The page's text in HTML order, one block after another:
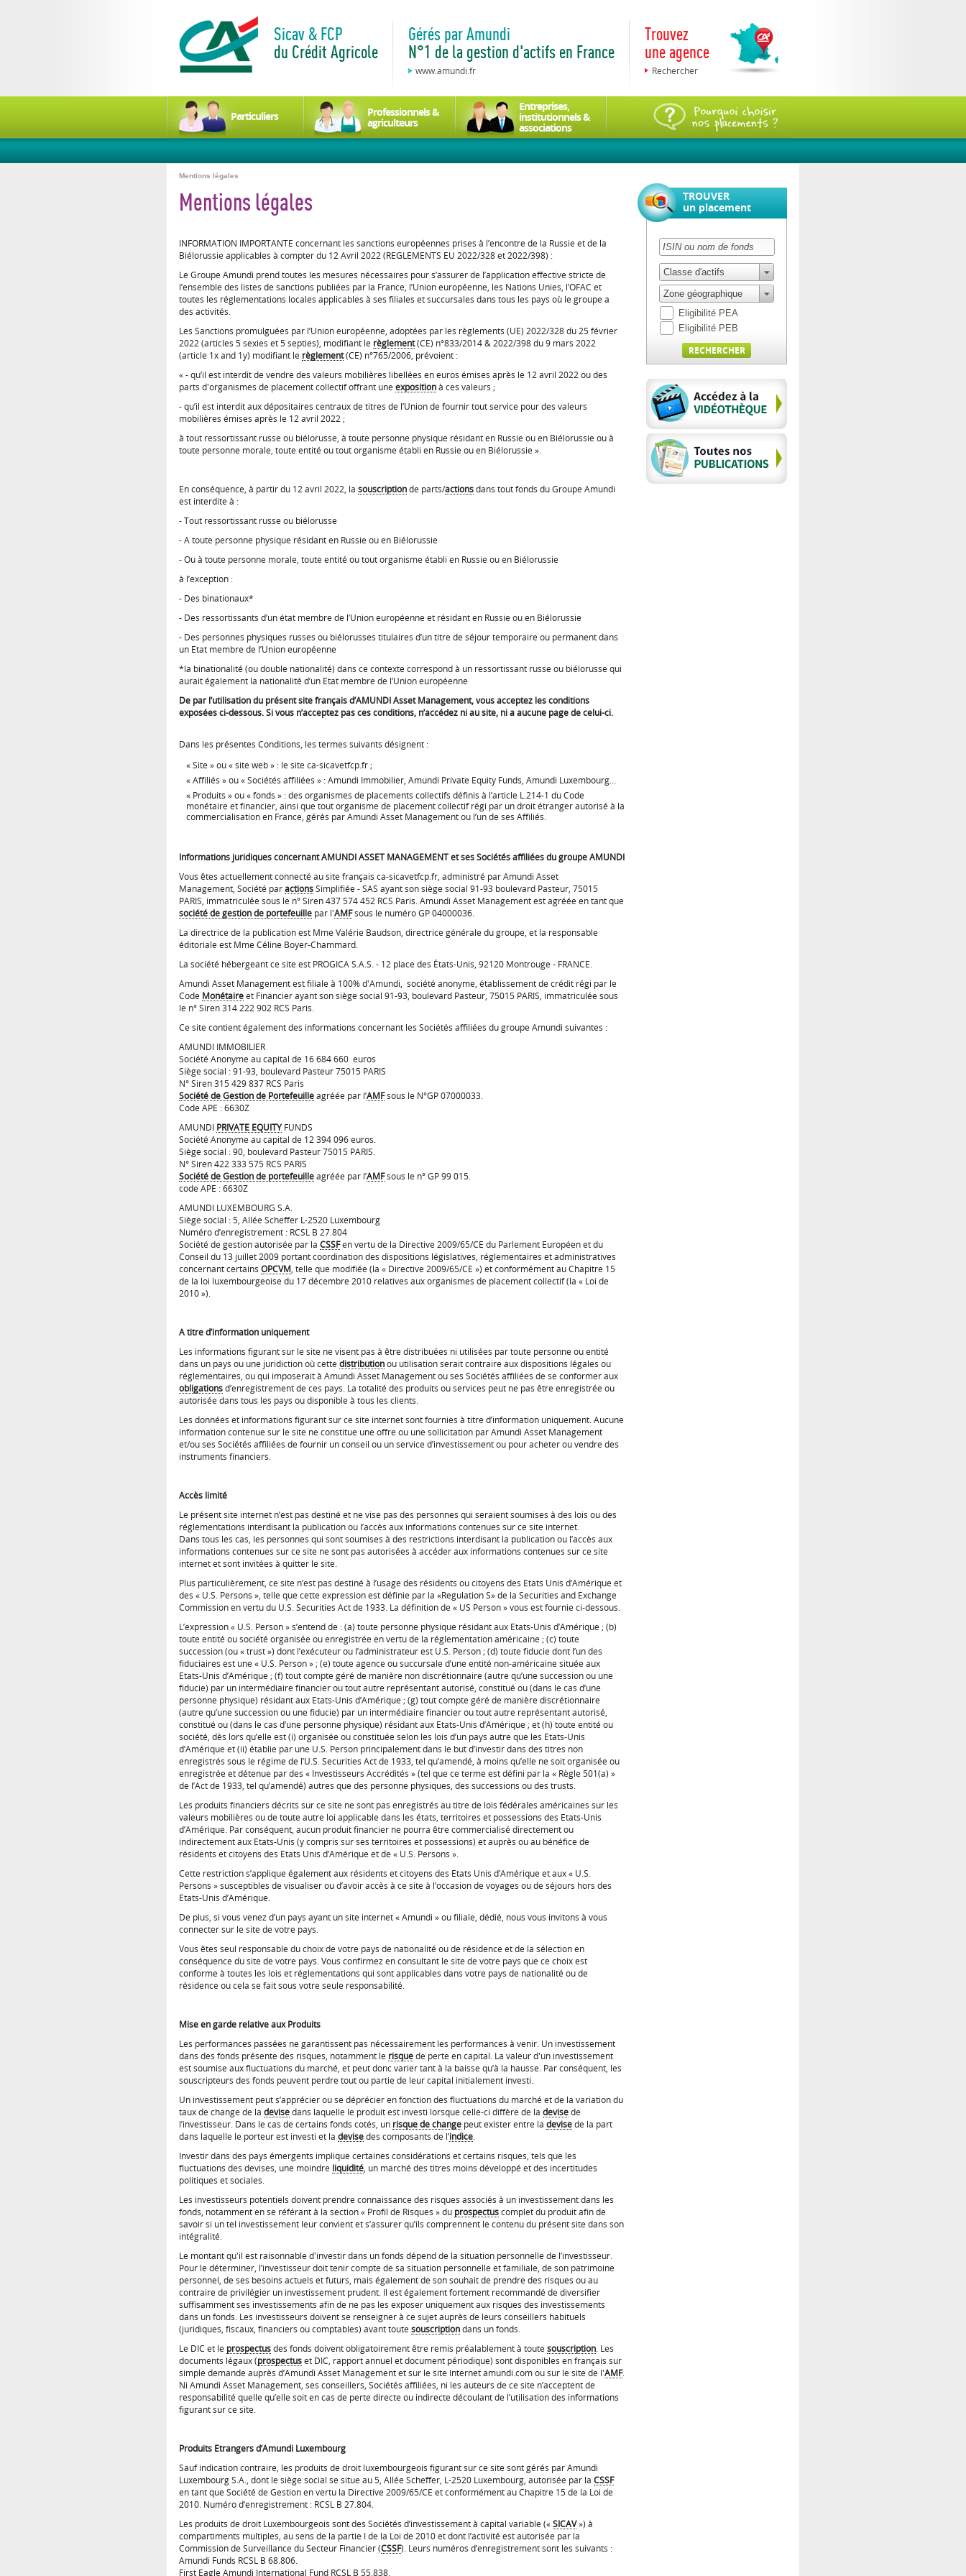
Sicav & FCP
du Crédit Agricole
Gérés par Amundi
N°1 de la gestion d'actifs en France
www.amundi.fr
Trouvez
une agence
Rechercher
Particuliers Professionnels &
agriculteurs
Entreprises,
institutionnels &
associations
Mentions légales
Mentions légales
INFORMATION IMPORTANTE concernant les sanctions européennes prises à l’encontre de la Russie et de la
Biélorussie applicables à compter du 12 Avril 2022 (REGLEMENTS EU 2022/328 et 2022/398) :
Le Groupe Amundi prend toutes les mesures nécessaires pour s’assurer de l’application effective stricte de
l’ensemble des listes de sanctions publiées par la France, l’Union européenne, les Nations Unies, l’OFAC et
toutes les réglementations locales applicables à ses filiales et succursales dans tous les pays où le groupe a
des activités.
Les Sanctions promulguées par l’Union européenne, adoptées par les règlements (UE) 2022/328 du 25 février
2022 (articles 5 sexies et 5 septies), modifiant le règlement(CE) n°833/2014 & 2022/398 du 9 mars 2022
(article 1x and 1y) modifiant le règlement(CE) n°765/2006, prévoient :
« - qu’il est interdit de vendre des valeurs mobilières libellées en euros émises après le 12 avril 2022 ou des
parts d'organismes de placement collectif offrant une expositionà ces valeurs ;
- qu’il est interdit aux dépositaires centraux de titres de l’Union de fournir tout service pour des valeurs
mobilières émises après le 12 avril 2022 ;
à tout ressortissant russe ou biélorusse, à toute personne physique résidant en Russie ou en Biélorussie ou à
toute personne morale, toute entité ou tout organisme établi en Russie ou en Biélorussie ».
En conséquence, à partir du 12 avril 2022, la souscriptionde parts/actionsdans tout fonds du Groupe Amundi
est interdite à :
- Tout ressortissant russe ou biélorusse
- A toute personne physique résidant en Russie ou en Biélorussie
- Ou à toute personne morale, toute entité ou tout organisme établi en Russie ou en Biélorussie
à l’exception :
- Des binationaux*
- Des ressortissants d’un état membre de l’Union européenne et résidant en Russie ou en Biélorussie
- Des personnes physiques russes ou biélorusses titulaires d’un titre de séjour temporaire ou permanent dans
un Etat membre de l’Union européenne
*la binationalité (ou double nationalité) dans ce contexte correspond à un ressortissant russe ou biélorusse qui
aurait également la nationalité d’un Etat membre de l’Union européenne
De par l’utilisation du présent site français d’AMUNDI Asset Management, vous acceptez les conditions
exposées ci-dessous. Si vous n’acceptez pas ces conditions, n’accédez ni au site, ni a aucune page de celui-ci.
Dans les présentes Conditions, les termes suivants désignent :
« Site » ou « site web » : le site ca-sicavetfcp.fr ;
« Affiliés » ou « Sociétés affiliées » : Amundi Immobilier, Amundi Private Equity Funds, Amundi Luxembourg…
« Produits » ou « fonds » : des organismes de placements collectifs définis à l’article L.214-1 du Code
monétaire et financier, ainsi que tout organisme de placement collectif régi par un droit étranger autorisé à la
commercialisation en France, gérés par Amundi Asset Management ou l’un de ses Affiliés.
Informations juridiques concernant AMUNDI ASSET MANAGEMENT et ses Sociétés affiliées du groupe AMUNDI
Vous êtes actuellement connecté au site français ca-sicavetfcp.fr, administré par Amundi Asset
Management, Société paractionsSimplifiée - SAS ayant son siège social 91-93 boulevard Pasteur, 75015
PARIS, immatriculée sous le n° Siren 437 574 452 RCS Paris. Amundi Asset Management est agréée en tant que
société de gestion de portefeuille par l'AMFsous le numéro GP 04000036.
La directrice de la publication est Mme Valérie Baudson, directrice générale du groupe, et la responsable
éditoriale est Mme Céline Boyer-Chammard.
La société hébergeant ce site est PROGICA S.A.S. - 12 place des États-Unis, 92120 Montrouge - FRANCE.
Amundi Asset Management est filiale à 100% d'Amundi, société anonyme, établissement de crédit régi par le
Code Monétaireet Financier ayant son siège social 91-93, boulevard Pasteur, 75015 PARIS, immatriculée sous
le n° Siren 314 222 902 RCS Paris.
Ce site contient également des informations concernant les Sociétés affiliées du groupe Amundi suivantes :
AMUNDI IMMOBILIER
Société Anonyme au capital de 16 684 660 euros
Siège social : 91-93, boulevard Pasteur 75015 PARIS
N° Siren 315 429 837 RCS Paris
Société de Gestion de Portefeuilleagréée par l’AMFsous le N°GP 07000033.
Code APE : 6630Z
AMUNDI PRIVATE EQUITYFUNDS
Société Anonyme au capital de 12 394 096 euros.
Siège social : 90, boulevard Pasteur 75015 PARIS.
N° Siren 422 333 575 RCS PARIS
Société de Gestion de portefeuilleagréée par l’AMFsous le n° GP 99 015.
code APE : 6630Z
AMUNDI LUXEMBOURG S.A.
Siège social : 5, Allée Scheffer L-2520 Luxembourg
Numéro d’enregistrement : RCSL B 27.804
Société de gestion autorisée par la CSSFen vertu de la Directive 2009/65/CE du Parlement Européen et du
Conseil du 13 juillet 2009 portant coordination des dispositions législatives, réglementaires et administratives
concernant certains OPCVM , telle que modifiée (la « Directive 2009/65/CE ») et conformément au Chapitre 15
de la loi luxembourgeoise du 17 décembre 2010 relatives aux organismes de placement collectif (la « Loi de
2010 »).
A titre d’information uniquement
Les informations figurant sur le site ne visent pas à être distribuées ni utilisées par toute personne ou entité
dans un pays ou une juridiction où cette distributionou utilisation serait contraire aux dispositions légales ou
réglementaires, ou qui imposerait à Amundi Asset Management ou ses Sociétés affiliées de se conformer aux
obligationsd’enregistrement de ces pays. La totalité des produits ou services peut ne pas être enregistrée ou
autorisée dans tous les pays ou disponible à tous les clients.
Les données et informations figurant sur ce site internet sont fournies à titre d’information uniquement. Aucune
information contenue sur le site ne constitue une offre ou une sollicitation par Amundi Asset Management
et/ou ses Sociétés affiliées de fournir un conseil ou un service d’investissement ou pour acheter ou vendre des
instruments financiers.
Accès limité
Le présent site internet n’est pas destiné et ne vise pas des personnes qui seraient soumises à des lois ou des
réglementations interdisant la publication ou l’accès aux informations contenues sur ce site internet.
Dans tous les cas, les personnes qui sont soumises à des restrictions interdisant la publication ou l’accès aux
informations contenues sur ce site ne sont pas autorisées à accéder aux informations contenues sur ce site
internet et sont invitées à quitter le site.
Plus particulièrement, ce site n’est pas destiné à l’usage des résidents ou citoyens des Etats Unis d’Amérique et
des « U.S. Persons », telle que cette expression est définie par la «Regulation S» de la Securities and Exchange
Commission en vertu du U.S. Securities Act de 1933. La définition de « US Person » vous est fournie ci-dessous.
L’expression « U.S. Person » s’entend de : (a) toute personne physique résidant aux Etats-Unis d’Amérique ; (b)
toute entité ou société organisée ou enregistrée en vertu de la réglementation américaine ; (c) toute
succession (ou « trust ») dont l’exécuteur ou l’administrateur est U.S. Person ; (d) toute fiducie dont l’un des
fiduciaires est une « U.S. Person » ; (e) toute agence ou succursale d’une entité non-américaine située aux
Etats-Unis d’Amérique ; (f) tout compte géré de manière non discrétionnaire (autre qu’une succession ou une
fiducie) par un intermédiaire financier ou tout autre représentant autorisé, constitué ou (dans le cas d’une
personne physique) résidant aux Etats-Unis d’Amérique ; (g) tout compte géré de manière discrétionnaire
(autre qu’une succession ou une fiducie) par un intermédiaire financier ou tout autre représentant autorisé,
constitué ou (dans le cas d’une personne physique) résidant aux Etats-Unis d’Amérique ; et (h) toute entité ou
société, dès lors qu’elle est (i) organisée ou constituée selon les lois d’un pays autre que les Etats-Unis
d’Amérique et (ii) établie par une U.S. Person principalement dans le but d’investir dans des titres non
enregistrés sous le régime de l’U.S. Securities Act de 1933, tel qu’amendé, à moins qu’elle ne soit organisée ou
enregistrée et détenue par des « Investisseurs Accrédités » (tel que ce terme est défini par la « Règle 501(a) »
de l’Act de 1933, tel qu’amendé) autres que des personne physiques, des successions ou des trusts.
Les produits financiers décrits sur ce site ne sont pas enregistrés au titre de lois fédérales américaines sur les
valeurs mobilières ou de toute autre loi applicable dans les états, territoires et possessions des Etats-Unis
d’Amérique. Par conséquent, aucun produit financier ne pourra être commercialisé directement ou
indirectement aux Etats-Unis (y compris sur ses territoires et possessions) et auprès ou au bénéfice de
résidents et citoyens des Etats Unis d’Amérique et de « U.S. Persons ».
Cette restriction s’applique également aux résidents et citoyens des Etats Unis d’Amérique et aux « U.S.
Persons » susceptibles de visualiser ou d’avoir accès à ce site à l’occasion de voyages ou de séjours hors des
Etats-Unis d’Amérique.
De plus, si vous venez d’un pays ayant un site internet « Amundi » ou filiale, dédié, nous vous invitons à vous
connecter sur le site de votre pays.
Vous êtes seul responsable du choix de votre pays de nationalité ou de résidence et de la sélection en
conséquence du site de votre pays. Vous confirmez en consultant le site de votre pays que ce choix est
conforme à toutes les lois et réglementations qui sont applicables dans votre pays de nationalité ou de
résidence ou cela se fait sous votre seule responsabilité.
Mise en garde relative aux Produits
Les performances passées ne garantissent pas nécessairement les performances à venir. Un investissement
dans des fonds présente des risques, notamment le risquede perte en capital. La valeur d'un investissement
est soumise aux fluctuations du marché, et peut donc varier tant à la baisse qu’à la hausse. Par conséquent, les
souscripteurs des fonds peuvent perdre tout ou partie de leur capital initialement investi.
Un investissement peut s’apprécier ou se déprécier en fonction des fluctuations du marché et de la variation du
taux de change de la devisedans laquelle le produit est investi lorsque celle-ci diffère de la devisede
l’investisseur. Dans le cas de certains fonds cotés, un risque de change peut exister entre la devisede la part
dans laquelle le porteur est investi et la devisedes composants de l’indice
Investir dans des pays émergents implique certaines considérations et certains risques, tels que les
fluctuations des devises, une moindre liquidité , un marché des titres moins développé et des incertitudes
politiques et sociales.
Les investisseurs potentiels doivent prendre connaissance des risques associés à un investissement dans les
fonds, notamment en se référant à la section « Profil de Risques » du prospectuscomplet du produit afin de
savoir si un tel investissement leur convient et s’assurer qu’ils comprennent le contenu du présent site dans son
intégralité.
Le montant qu'il est raisonnable d'investir dans un fonds dépend de la situation personnelle de l’investisseur.
Pour le déterminer, l’investisseur doit tenir compte de sa situation personnelle et familiale, de son patrimoine
personnel, de ses besoins actuels et futurs, mais également de son souhait de prendre des risques ou au
contraire de privilégier un investissement prudent. Il est également fortement recommandé de diversifier
suffisamment ses investissements afin de ne pas les exposer uniquement aux risques des investissements
dans un fonds. Les investisseurs doivent se renseigner à ce sujet auprès de leurs conseillers habituels
(juridiques, fiscaux, financiers ou comptables) avant toute souscriptiondans un fonds.
Le DIC et le prospectusdes fonds doivent obligatoirement être remis préalablement à toute souscription . Les
documents légaux (prospectuset DIC, rapport annuel et document périodique) sont disponibles en français sur
simple demande auprès d’Amundi Asset Management et sur le site Internet amundi.com ou sur le site de l'AMF.
Ni Amundi Asset Management, ses conseillers, Sociétés affiliées, ni les auteurs de ce site n’acceptent de
responsabilité quelle qu’elle soit en cas de perte directe ou indirecte découlant de l’utilisation des informations
figurant sur ce site.
Produits Etrangers d’Amundi Luxembourg
Sauf indication contraire, les produits de droit luxembourgeois figurant sur ce site sont gérés par Amundi
Luxembourg S.A., dont le siège social se situe au 5, Allée Scheffer, L-2520 Luxembourg, autorisée par la CSSF
en tant que Société de Gestion en vertu la Directive 2009/65/CE et conformément au Chapitre 15 de la Loi de
2010. Numéro d’enregistrement : RCSL B 27.804.
Les produits de droit Luxembourgeois sont des Sociétés d’investissement à capital variable («SICAV») à
compartiments multiples, au sens de la partie I de la Loi de 2010 et dont l’activité est autorisée par la
Commission de Surveillance du Secteur Financier (CSSF). Leurs numéros d’enregistrement sont les suivants :
Amundi Funds RCSL B 68.806.
First Eagle Amundi International Fund RCSL B 55.838.
TROUVER
un placement
Classe d'actifs
Zone géographique
Eligibilité PEA
Eligibilité PEB